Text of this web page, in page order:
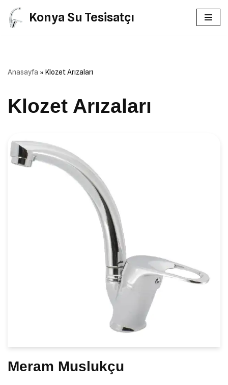
İçeriğe
Konya Su Tesisatçı
Anasayfa » Klozet Arızaları
Klozet Arızaları
Meram Muslukçu